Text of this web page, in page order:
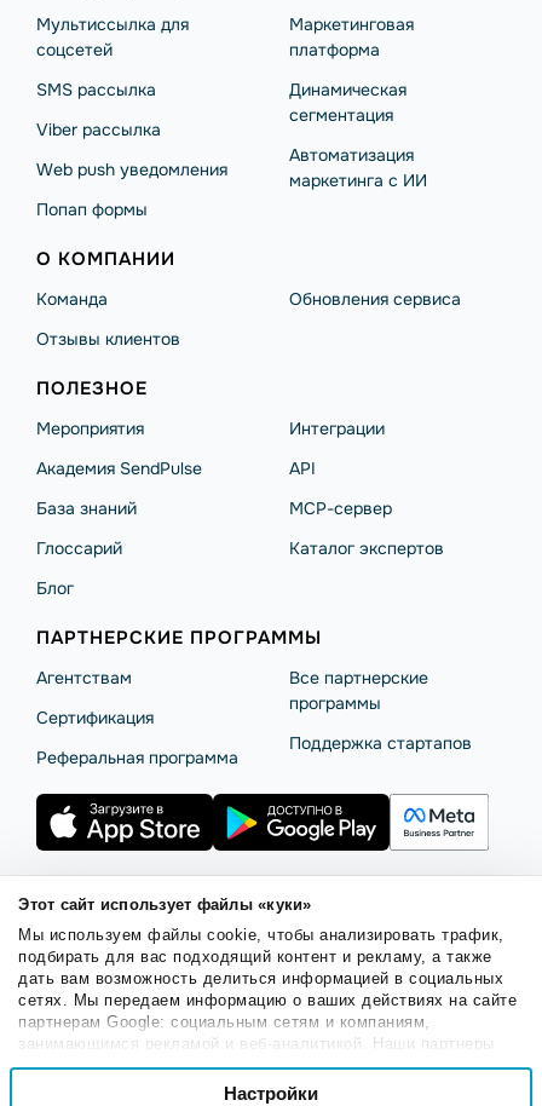
Этот сайт использует файлы «куки»
Мы используем файлы cookie, чтобы анализировать трафик,
подбирать для вас подходящий контент и рекламу, а также
дать вам возможность делиться информацией в социальных
сетях. Мы передаем информацию о ваших действиях на сайте
партнерам Google: социальным сетям и компаниям,
занимающимся рекламой и веб-аналитикой. Наши партнеры
могут комбинировать эти сведения с предоставленной вами
информацией, а также данными, которые они получили при
Выбор
Настройки
Мультиссылка для
соцсетей
SMS рассылка
Viber рассылка
Web push уведомления
Попап формы
Маркетинговая
платформа
Динамическая
сегментация
Автоматизация
маркетинга с ИИ
О КОМПАНИИ
Команда
Отзывы клиентов
Обновления сервиса
ПОЛЕЗНОЕ
Мероприятия
Академия SendPulse
База знаний
Глоссарий
Блог
Интеграции
API
MCP-сервер
Каталог экспертов
ПАРТНЕРСКИЕ ПРОГРАММЫ
Агентствам
Сертификация
Реферальная программа
Все партнерские
программы
Поддержка стартапов
Правила использованияБезопасность SendPulse
Политика конфиденциальности Политика Cookies
© 2015 - 2026. SendPulse Inc. Все права защищены.
Русский